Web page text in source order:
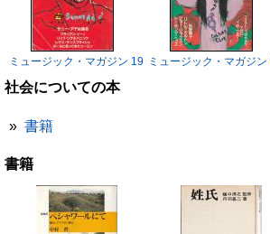
ミュージック・マガジン 1983/9 サニー・アデ
ミュージック・マガジ
社会についての本
» 書籍
書籍